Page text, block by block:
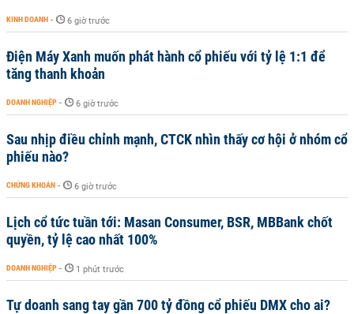
KINH DOANH - 6 giờ trước
Điện Máy Xanh muốn phát hành cổ phiếu với tỷ lệ 1:1 để
tăng thanh khoản
DOANH NGHIỆP - 6 giờ trước
Sau nhịp điều chỉnh mạnh, CTCK nhìn thấy cơ hội ở nhóm cổ
phiếu nào?
CHỨNG KHOÁN - 6 giờ trước
Lịch cổ tức tuần tới: Masan Consumer, BSR, MBBank chốt
quyền, tỷ lệ cao nhất 100%
DOANH NGHIỆP - 1 phút trước
Tự doanh sang tay gần 700 tỷ đồng cổ phiếu DMX cho ai?